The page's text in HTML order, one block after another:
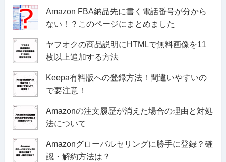
Amazon FBA納品先に書く電話番号が分から
ない！？このページにまとめました
ヤフオクの商品説明にHTMLで無料画像を11
枚以上追加する方法
Keepa有料版への登録方法！間違いやすいの
で要注意！
Amazonの注文履歴が消えた場合の理由と対処
法について
Amazonグローバルセリングに勝手に登録？確
認・解約方法は？